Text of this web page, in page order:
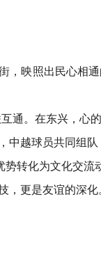
，映照出民心相
。在东兴，心
中越球员共同组
转化为文化交
更是友谊的深